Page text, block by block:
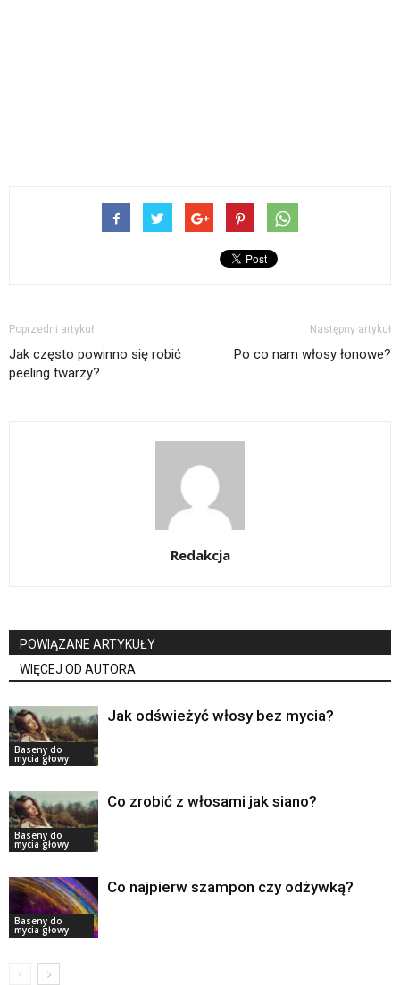
Poprzedni artykuł
Jak często powinno się robić
peeling twarzy?
Następny artykuł
Po co nam włosy łonowe?
Redakcja
POWIĄZANE ARTYKUŁY
WIĘCEJ OD AUTORA
Baseny do
mycia głowy
Jak odświeżyć włosy bez mycia?
Baseny do
mycia głowy
Co zrobić z włosami jak siano?
Baseny do
mycia głowy
Co najpierw szampon czy odżywką?